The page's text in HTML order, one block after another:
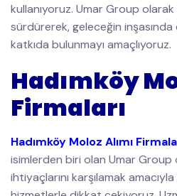
kullanıyoruz. Umar Group
sürdürerek, geleceğin
katkıda bulunmayı amaçlıyoruz.
Hadımköy
Firmaları
Hadımköy Moloz Alımı
isimlerden biri olan Umar
ihtiyaçlarını karşılamak